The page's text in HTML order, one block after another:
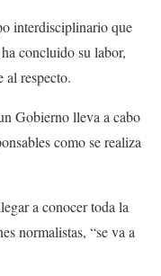
interdisciplinario que
concluido su labor,
al respecto.
Gobierno lleva a cabo
como se realiza
a conocer toda la
normalistas, “se va a